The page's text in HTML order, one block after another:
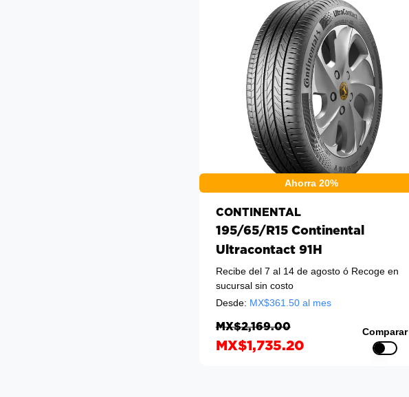
Ahorra 20%
CONTINENTAL
195/65/R15 Continental
Ultracontact 91H
Recibe del 7 al 14 de agostoó Recoge en
sucursal sin costo
Desde: MX$361.50al mes
MX$2,169.00
MX$1,735.20
Comparar